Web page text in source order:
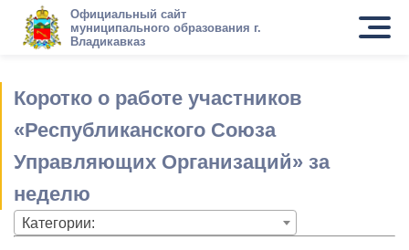
Официальный сайт
муниципального образования г.
Владикавказ
Коротко о работе участников
«Республиканского Союза
Управляющих Организаций» за
неделю
Категории: